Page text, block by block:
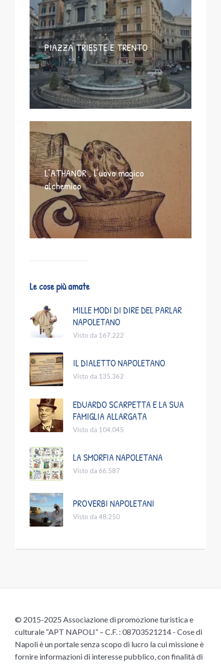
PIAZZA TRIESTE E TRENTO
L’ATHANOR , l’uovo magico
alchemico
Le cose più amate
MILLE MODI DI DIRE DEL PARLAR
NAPOLETANO
Visto da 167.222
IL DIALETTO NAPOLETANO
Visto da 135.362
EDUARDO SCARPETTA E LA SUA
FAMIGLIA ALLARGATA
Visto da 104.045
LA SMORFIA NAPOLETANA
Visto da 66.587
PROVERBI NAPOLETANI
Visto da 48.250
© 2015-2025 Associazione di promozione turistica e
culturale “APT NAPOLI” – C.F. : 08703521214 - Cose di
Napoli è un portale senza scopo di lucro la cui missione è
fornire informazioni di interesse pubblico, con finalità di